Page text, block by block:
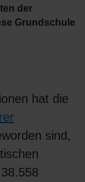
der
Grundschule
hat die
sind,